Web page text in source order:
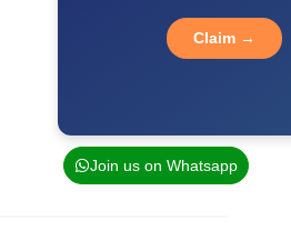
Claim →
Join us on Whatsapp